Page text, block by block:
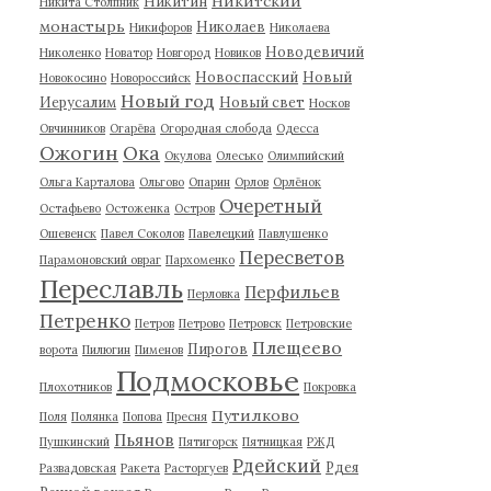
монастырь Никифоров Николаев Николаева
Николенко Новатор Новгород Новиков Новодевичий
Новокосино Новороссийск Новоспасский Новый
Иерусалим Новый год Новый свет Носков
Овчинников Огарёва Огородная слобода Одесса
Ожогин Ока Окулова Олесько Олимпийский
Ольга Карталова Ольгово Опарин Орлов Орлёнок
Остафьево Остоженка Остров Очеретный
Ошевенск Павел Соколов Павелецкий Павлушенко
Парамоновский овраг Пархоменко Пересветов
Переславль Перловка Перфильев
Петренко Петров Петрово Петровск Петровские
ворота Пилюгин Пименов Пирогов Плещеево
Плохотников Подмосковье Покровка
Поля Полянка Попова Пресня Путилково
Пушкинский Пьянов Пятигорск Пятницкая РЖД
Развадовская Ракета Расторгуев Рдейский Рдея